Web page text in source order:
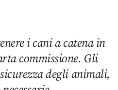
i cani a catena in
commissione. Gli
degli animali,